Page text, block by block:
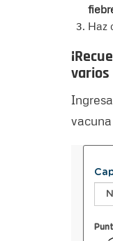
Haz